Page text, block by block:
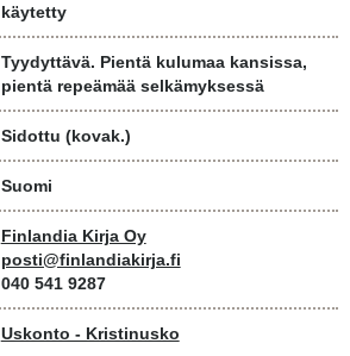
käytetty
Tyydyttävä. Pientä kulumaa kansissa,
pientä repeämää selkämyksessä
Sidottu (kovak.)
Suomi
Finlandia Kirja Oy
posti@finlandiakirja.fi
040 541 9287
Uskonto - Kristinusko